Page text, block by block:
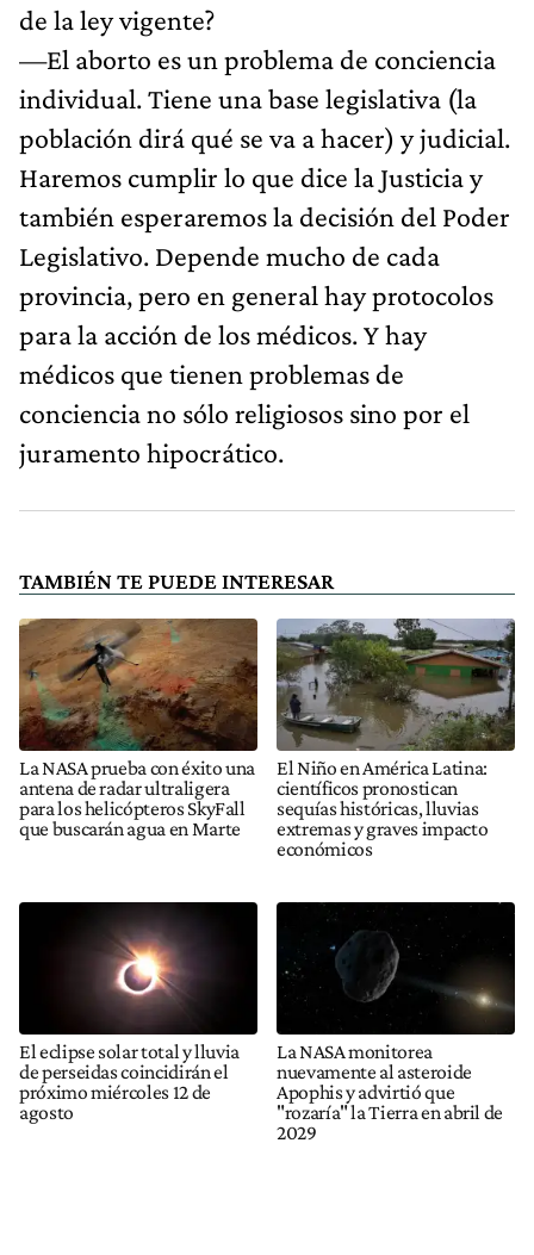
de la ley vigente?
—El aborto es un problema de conciencia
individual. Tiene una base legislativa (la
población dirá qué se va a hacer) y judicial.
Haremos cumplir lo que dice la Justicia y
también esperaremos la decisión del Poder
Legislativo. Depende mucho de cada
provincia, pero en general hay protocolos
para la acción de los médicos. Y hay
médicos que tienen problemas de
conciencia no sólo religiosos sino por el
juramento hipocrático.
TAMBIÉN TE PUEDE INTERESAR
La NASA prueba con éxito una
antena de radar ultraligera
para los helicópteros SkyFall
que buscarán agua en Marte
El Niño en América Latina:
científicos pronostican
sequías históricas, lluvias
extremas y graves impacto
económicos
El eclipse solar total y lluvia
de perseidas coincidirán el
próximo miércoles 12 de
agosto
La NASA monitorea
nuevamente al asteroide
Apophis y advirtió que
"rozaría" la Tierra en abril de
2029